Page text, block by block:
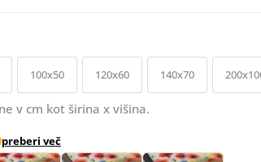
100x50 120x60 140x70
v cm kot širina x višina.
preberi več